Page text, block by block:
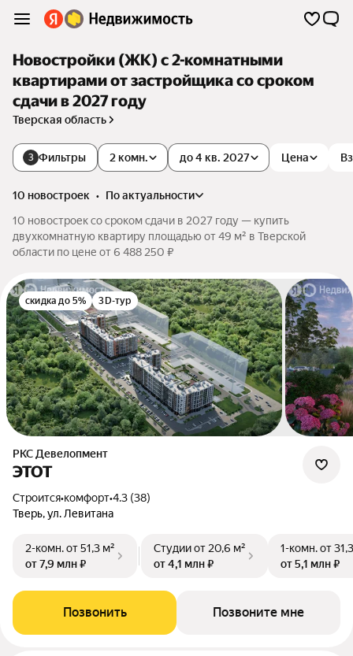
Новостройки (ЖК) с 2-комнатными
квартирами от застройщика со сроком
сдачи в 2027 году
Тверская область
3 Фильтры Цена
2 комн. до 4 кв. 2027
10 новостроек •
по актуальности
10 новостроек со сроком сдачи в 2027 году — купить
двухкомнатную квартиру площадью от 49 м² в Тверской
области по цене от 6 488 250 ₽
скидка до 5% 3D-тур
РКС Девелопмент
ЭТОТ
Строится•комфорт•4.3 (38)
Тверь, ул. Левитана
2-комн.от 51,3 м²
от 7,9 млн ₽
Студииот 20,6 м²
от 4,1 млн ₽
1-комн.от
от 5,1 млн ₽
Позвонить Позвоните мне